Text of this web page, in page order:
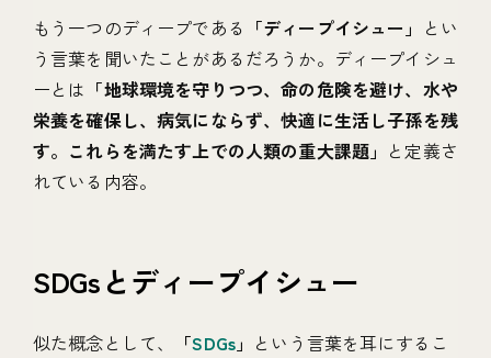
もう一つのディープである 「ディープイシュー」 とい
う言葉を聞いたことがあるだろうか。ディープイシュ
ーとは 「地球環境を守りつつ、命の危険を避け、水や
栄養を確保し、病気にならず、快適に生活し子孫を残
す。これらを満たす上での人類の重大課題」 と定義さ
れている内容。
SDGsとディープイシュー
似た概念として、 「SDGs」 という言葉を耳にするこ